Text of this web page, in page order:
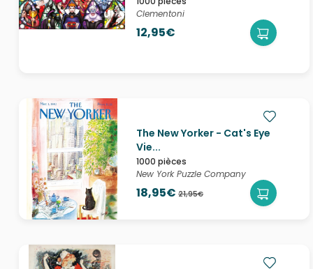
Clementoni
12,95€
The New Yorker - Cat's Eye
Vie...
1000 pièces
New York Puzzle Company
18,95€ 21,95€